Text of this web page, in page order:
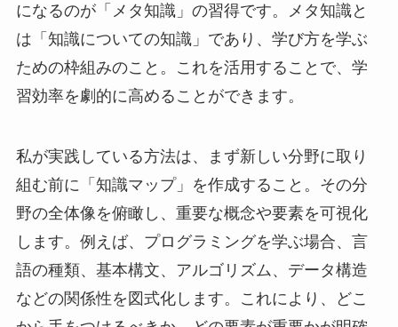
になるのが「メタ知識」の習得です。メタ知識と
は「知識についての知識」であり、学び方を学ぶ
ための枠組みのこと。これを活用することで、学
習効率を劇的に高めることができます。
私が実践している方法は、まず新しい分野に取り
組む前に「知識マップ」を作成すること。その分
野の全体像を俯瞰し、重要な概念や要素を可視化
します。例えば、プログラミングを学ぶ場合、言
語の種類、基本構文、アルゴリズム、データ構造
などの関係性を図式化します。これにより、どこ